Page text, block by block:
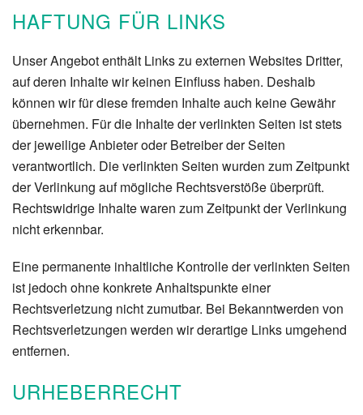
HAFTUNG FÜR LINKS
Unser Angebot enthält Links zu externen Websites Dritter,
auf deren Inhalte wir keinen Einfluss haben. Deshalb
können wir für diese fremden Inhalte auch keine Gewähr
übernehmen. Für die Inhalte der verlinkten Seiten ist stets
der jeweilige Anbieter oder Betreiber der Seiten
verantwortlich. Die verlinkten Seiten wurden zum Zeitpunkt
der Verlinkung auf mögliche Rechtsverstöße überprüft.
Rechtswidrige Inhalte waren zum Zeitpunkt der Verlinkung
nicht erkennbar.
Eine permanente inhaltliche Kontrolle der verlinkten Seiten
ist jedoch ohne konkrete Anhaltspunkte einer
Rechtsverletzung nicht zumutbar. Bei Bekanntwerden von
Rechtsverletzungen werden wir derartige Links umgehend
entfernen.
URHEBERRECHT